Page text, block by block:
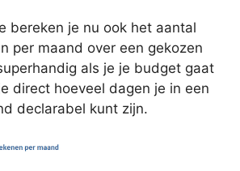
bereken je nu ook het aantal
per maand over een gekozen
als je je budget gaat
direct hoeveel dagen je in een
declarabel kunt zijn.